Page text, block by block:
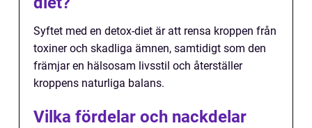
Syftet med en detox-diet är att rensa kroppen från
toxiner och skadliga ämnen, samtidigt som den
främjar en hälsosam livsstil och återställer
kroppens naturliga balans.
Vilka fördelar och nackdelar